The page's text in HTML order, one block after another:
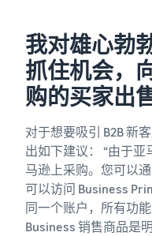
我对雄心勃
抓住机会，
购的买家出
对于想要吸引 B2B 新
出如下建议： “由于
马逊上采购。您可以
可以访问 Business
同一个账户，所有功
Business 销售商品是